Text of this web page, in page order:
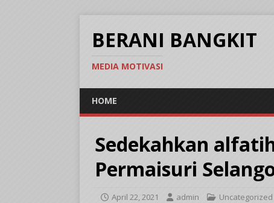
BERANI BANGKIT
MEDIA MOTIVASI
HOME
Sedekahkan
Permaisuri
April 22, 2021 admin Uncategorized